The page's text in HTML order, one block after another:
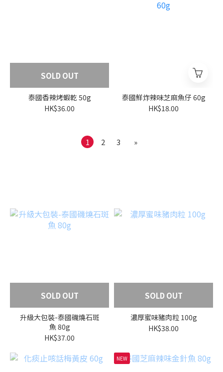
SOLD OUT
泰國香辣烤蝦乾 50g
HK$36.00
泰國鮮炸辣味芝麻魚仔 60g
HK$18.00
1 2 3 »
SOLD OUT
升級大包裝-泰國磯燒石斑
魚 80g
HK$37.00
SOLD OUT
濃厚蜜味豬肉粒 100g
HK$38.00
NEW